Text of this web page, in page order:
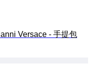
Versace - 手提包